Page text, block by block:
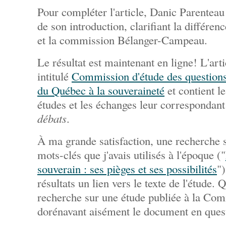
Pour compléter l'article, Danic
de son introduction, clarifiant la
et la commission Bélanger-Campeau.
Le résultat est maintenant en ligne!
intitulé Commission d'étude des
du Québec à la souveraineté et contient
études et les échanges leur
débats.
À ma grande satisfaction, une recherche
mots-clés que j'avais utilisés à l'époque ("
souverain : ses pièges et ses possibilités
résultats un lien vers le texte de l'étude.
recherche sur une étude publiée à la
dorénavant aisément le document en